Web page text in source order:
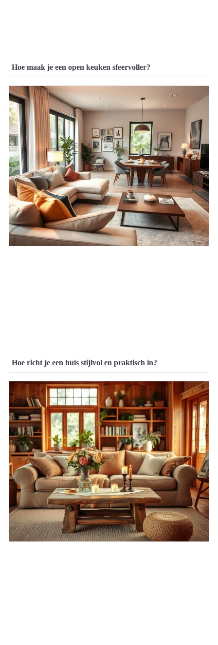
Hoe maak je een open keuken sfeervoller?
Hoe richt je een huis stijlvol en praktisch in?